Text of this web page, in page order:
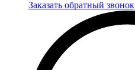
Заказать обратный звонок